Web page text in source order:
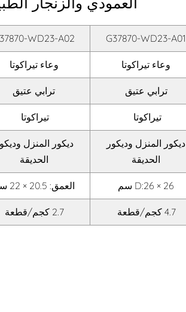
G37870-WD23-A01
WD23-A02
وعاء تيراكوتا وعاء تيراكوتا
ترابي عتيق ترابي عتيق
تيراكوتا تيراكوتا
ديكور المنزل وديكور
الحديقة
ديكور المنزل
الحديقة
D:26 × 26 سم العمق: 20.5 × 22 سم
4.7 كجم/قطعة 2.7 كجم/قطعة